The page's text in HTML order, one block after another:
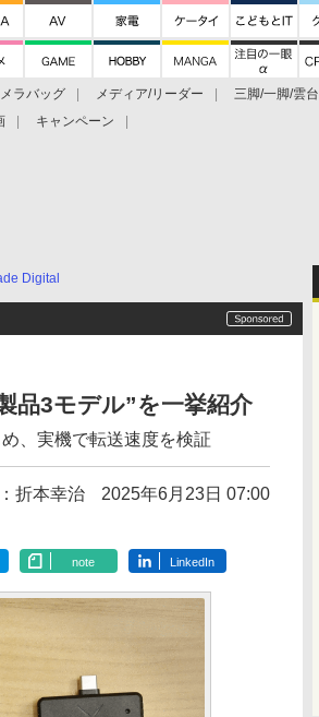
ラバッグ メディア/リーダー 三脚/一脚/雲台
キャンペーン
Digital
品3モデル”を一挙紹介
、実機で転送速度を検証
折本幸治 2025年6月23日 07:00
note LinkedIn